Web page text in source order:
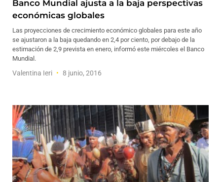
Banco Mundial ajusta a la baja perspectivas
económicas globales
Las proyecciones de crecimiento económico globales para este año
se ajustaron a la baja quedando en 2,4 por ciento, por debajo de la
estimación de 2,9 prevista en enero, informó este miércoles el Banco
Mundial.
Valentina Ieri 8 junio, 2016